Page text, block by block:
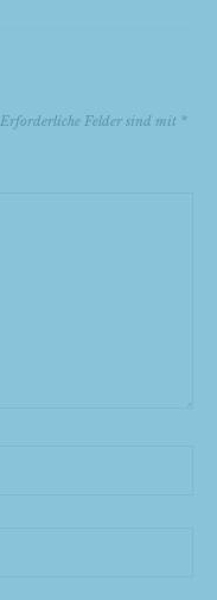
Erforderliche Felder sind mit *